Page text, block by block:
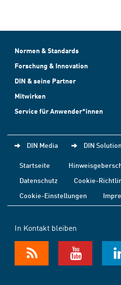
Normen & Standards
Forschung & Innovation
DIN & seine Partner
Mitwirken
Service für Anwender*innen
DIN Media DIN
Startseite
Datenschutz
Cookie-
Cookie-Einstellungen
In Kontakt bleiben